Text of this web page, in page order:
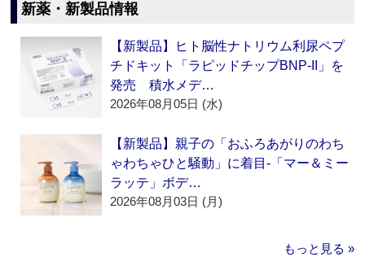
新薬・新製品情報
【新製品】ヒト脳性ナトリウム利尿ペプ
チドキット「ラピッドチップBNP-II」を
発売 積水メデ…
2026年08月05日 (水)
【新製品】親子の「おふろあがりのわち
ゃわちゃひと騒動」に着目‐「マー＆ミー
ラッテ」ボデ…
2026年08月03日 (月)
もっと見る »